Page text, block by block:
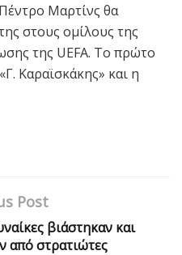
Μαρτίνς θα
στους ομίλους της
της UEFA. Το πρώτο
Καραϊσκάκης» και η
Post
βιάστηκαν και
από στρατιώτες